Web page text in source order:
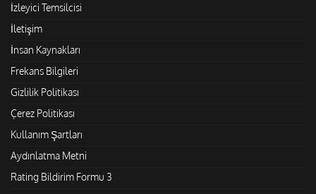
İzleyici Temsilcisi
İletişim
İnsan Kaynakları
Frekans Bilgileri
Gizlilik Politikası
Çerez Politikası
Kullanım Şartları
Aydınlatma Metni
Rating Bildirim Formu 3